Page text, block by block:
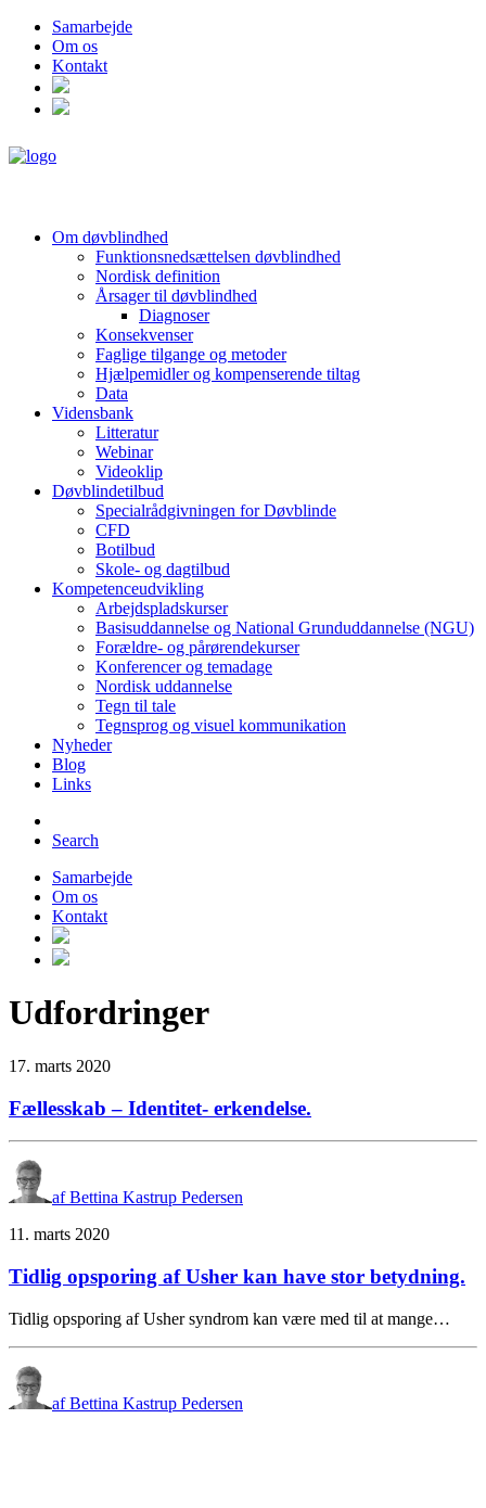
Samarbejde
Om os
Kontakt
Om døvblindhed
Funktionsnedsættelsen døvblindhed
Nordisk definition
Årsager til døvblindhed
Diagnoser
Konsekvenser
Faglige tilgange og metoder
Hjælpemidler og kompenserende tiltag
Data
Vidensbank
Litteratur
Webinar
Videoklip
Døvblindetilbud
Specialrådgivningen for Døvblinde
CFD
Botilbud
Skole- og dagtilbud
Kompetenceudvikling
Arbejdspladskurser
Basisuddannelse og National Grunduddannelse (NGU)
Forældre- og pårørendekurser
Konferencer og temadage
Nordisk uddannelse
Tegn til tale
Tegnsprog og visuel kommunikation
Nyheder
Blog
Links
Search
Samarbejde
Om os
Kontakt
Udfordringer
17. marts 2020
Fællesskab – Identitet- erkendelse.
af Bettina Kastrup Pedersen
11. marts 2020
Tidlig opsporing af Usher kan have stor betydning.
Tidlig opsporing af Usher syndrom kan være med til at mange…
af Bettina Kastrup Pedersen